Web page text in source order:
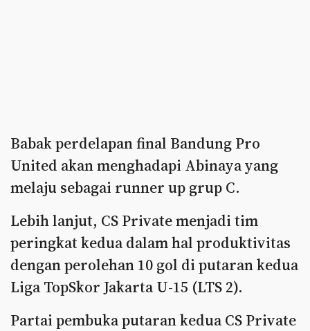
Babak perdelapan final Bandung Pro
United akan menghadapi Abinaya yang
melaju sebagai runner up grup C.
Lebih lanjut, CS Private menjadi tim
peringkat kedua dalam hal produktivitas
dengan perolehan 10 gol di putaran kedua
Liga TopSkor Jakarta U-15 (LTS 2).
Partai pembuka putaran kedua CS Private